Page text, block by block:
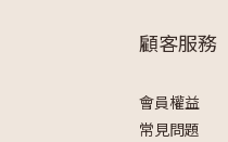
顧客服務
會員權益
常見問題